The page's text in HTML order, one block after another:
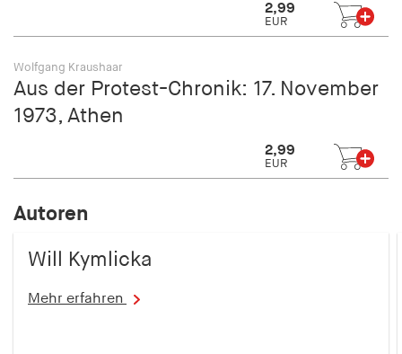
2,99
EUR
Wolfgang Kraushaar
Aus der Protest-Chronik: 17. November
1973, Athen
2,99
EUR
Autoren
Will Kymlicka
Mehr erfahren